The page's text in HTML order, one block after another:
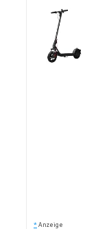
* Anzeige